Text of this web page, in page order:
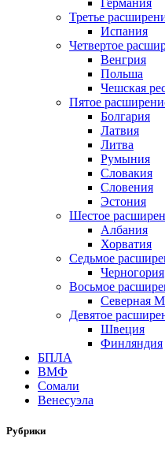
Германия
Третье
Испания
Четвертое
Венгрия
Польша
Чешская
Пятое
Болгария
Латвия
Литва
Румыния
Словакия
Словения
Эстония
Шестое
Албания
Хорватия
Седьмое
Черногория
Восьмое
Северная
Девятое
Швеция
Финляндия
БПЛА
ВМФ
Сомали
Венесуэла
Рубрики